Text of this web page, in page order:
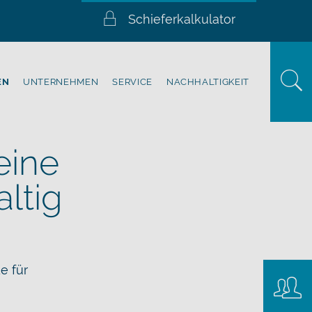
Schieferkalkulator
UNTERNEHMEN SERVICE NACHHALTIGKEIT
für